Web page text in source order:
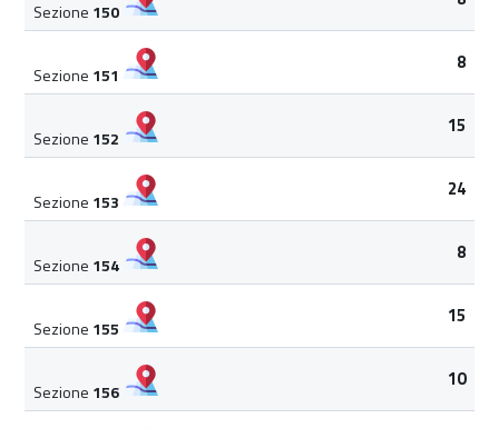
Sezione 150
Sezione 151
8
Sezione 152
15
Sezione 153
24
Sezione 154
8
Sezione 155
15
Sezione 156
10